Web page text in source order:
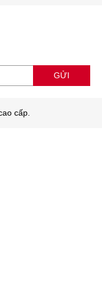
GỬI
cấp.